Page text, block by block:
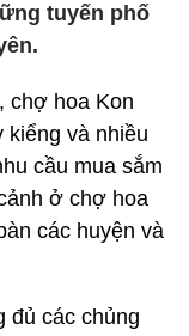
tuyến phố
chợ hoa Kon
và nhiều
cầu mua sắm
ở chợ hoa
các huyện và
đủ các chủng